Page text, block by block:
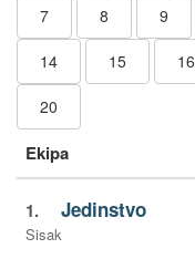
7 8 9
14 15 16
20
Ekipa
1. Jedinstvo
Sisak